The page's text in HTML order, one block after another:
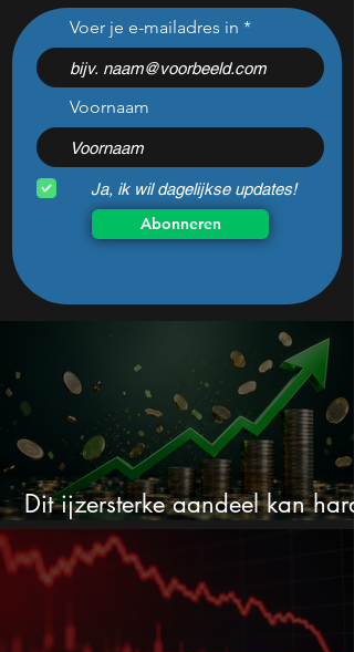
De beurs explodeert maar
het grootste
pensioenfonds profiteert
niet mee
Voer je e-mailadres in
Voornaam
Ja, ik wil dagelijkse updates!
Abonneren
Dit ijzersterke aandeel kan hard
stijgen maar bijna niemand kijkt